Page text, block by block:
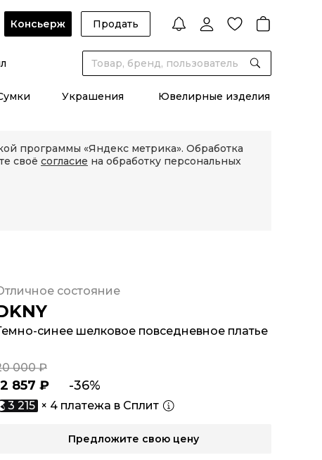
Консьерж Продать
Украшения Ювелирные изделия
программы «Яндекс метрика». Обработка
своё согласие на обработку персональных
синее шелковое повседневное платье
состояние
857 ₽ -36%
000 ₽
3 215 × 4 платежа в Сплит
Предложите свою цену